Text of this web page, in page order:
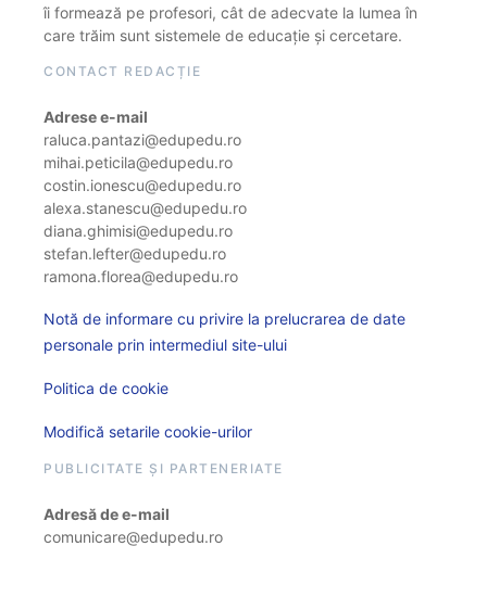
îi formează pe profesori, cât de adecvate la lumea în
care trăim sunt sistemele de educație și cercetare.
CONTACT REDACȚIE
Adrese e-mail
raluca.pantazi@edupedu.ro
mihai.peticila@edupedu.ro
costin.ionescu@edupedu.ro
alexa.stanescu@edupedu.ro
diana.ghimisi@edupedu.ro
stefan.lefter@edupedu.ro
ramona.florea@edupedu.ro
Notă de informare cu privire la prelucrarea de date
personale prin intermediul site-ului
Politica de cookie
Modifică setarile cookie-urilor
PUBLICITATE ȘI PARTENERIATE
Adresă de e-mail
comunicare@edupedu.ro